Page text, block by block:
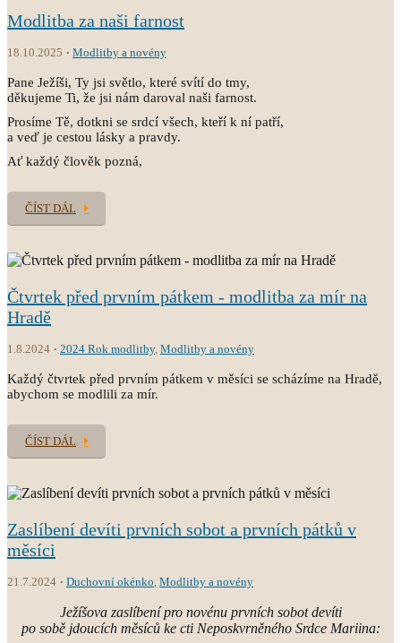
Modlitba za naši farnost
18.10.2025 Modlitby a novény
Pane Ježíši, Ty jsi světlo, které svítí do tmy,
děkujeme Ti, že jsi nám daroval naši farnost.
Prosíme Tě, dotkni se srdcí všech, kteří k ní patří,
a veď je cestou lásky a pravdy.
Ať každý člověk pozná,
ČÍST DÁL
Čtvrtek před prvním pátkem - modlitba za mír na
Hradě
1.8.2024 2024 Rok modlitby, Modlitby a novény
Každý čtvrtek před prvním pátkem v měsíci se scházíme na Hradě,
abychom se modlili za mír.
ČÍST DÁL
Zaslíbení devíti prvních sobot a prvních pátků v
měsíci
21.7.2024 Duchovní okénko, Modlitby a novény
Ježíšova zaslíbení pro novénu prvních sobot devíti
po sobě jdoucích měsíců ke cti Neposkvrněného Srdce Mariina: